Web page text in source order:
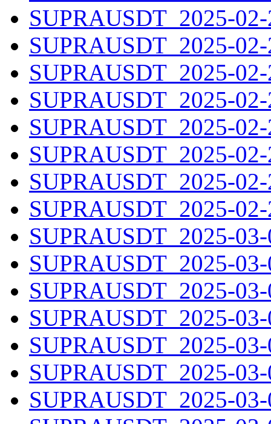
SUPRAUSDT_2025-02-
SUPRAUSDT_2025-02-
SUPRAUSDT_2025-02-
SUPRAUSDT_2025-02-
SUPRAUSDT_2025-02-
SUPRAUSDT_2025-02-
SUPRAUSDT_2025-02-
SUPRAUSDT_2025-02-
SUPRAUSDT_2025-03-
SUPRAUSDT_2025-03-
SUPRAUSDT_2025-03-
SUPRAUSDT_2025-03-
SUPRAUSDT_2025-03-
SUPRAUSDT_2025-03-
SUPRAUSDT_2025-03-